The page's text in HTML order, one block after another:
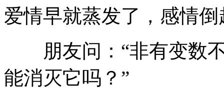
爱情早就蒸发了，感情
朋友问：“非有变数不
能消灭它吗？”